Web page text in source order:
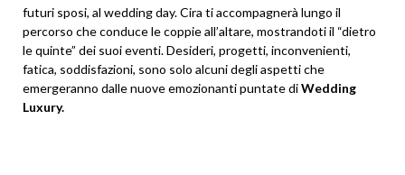
futuri sposi, al wedding day. Cira ti accompagnerà lungo il
percorso che conduce le coppie all’altare, mostrandoti il “dietro
le quinte” dei suoi eventi. Desideri, progetti, inconvenienti,
fatica, soddisfazioni, sono solo alcuni degli aspetti che
emergeranno dalle nuove emozionanti puntate diWedding
Luxury.